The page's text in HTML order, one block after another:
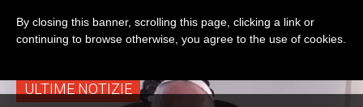
2019’
ULTIME NOTIZIE
By closing this banner, scrolling this page, clicking a link or
continuing to browse otherwise, you agree to the use of cookies.